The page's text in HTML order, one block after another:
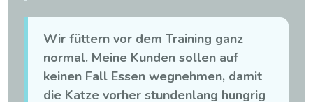
Wir füttern vor dem Training ganz
normal. Meine Kunden sollen auf
keinen Fall Essen wegnehmen, damit
die Katze vorher stundenlang hungrig